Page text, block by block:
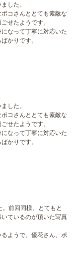
した。
コさんととても素敵な
せたようです。
なって丁寧に対応いた
かりです。
した。
コさんととても素敵な
せたようです。
なって丁寧に対応いた
かりです。
前回同様、とてもと
ているのが頂いた写真
ようで、優花さん、ポ